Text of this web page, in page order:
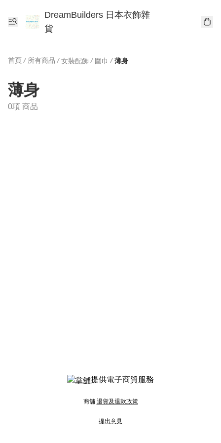
DreamBuilders 日本衣飾雜
貨
首頁 / 所有商品 / 女裝配飾 / 圍巾 / 薄身
薄身
0項 商品
提供電子商貿服務
商舖 退貨及退款政策
提出意見